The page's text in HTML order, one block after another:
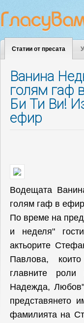
Статии от пресата
Ванина
голям гаф
Би Ти Ви!
ефир
Водещата
голям гаф в
По време на
и неделя"
актьорите
Павлова,
главните
Надежда,
представянето
фамилията на